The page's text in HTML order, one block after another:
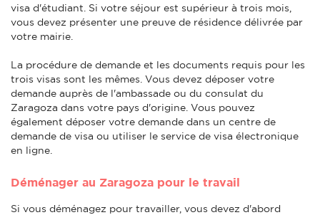
visa d'étudiant. Si votre séjour est supérieur à trois mois,
vous devez présenter une preuve de résidence délivrée par
votre mairie.
La procédure de demande et les documents requis pour les
trois visas sont les mêmes. Vous devez déposer votre
demande auprès de l'ambassade ou du consulat du
Zaragoza dans votre pays d'origine. Vous pouvez
également déposer votre demande dans un centre de
demande de visa ou utiliser le service de visa électronique
en ligne.
Déménager au Zaragoza pour le travail
Si vous déménagez pour travailler, vous devez d'abord